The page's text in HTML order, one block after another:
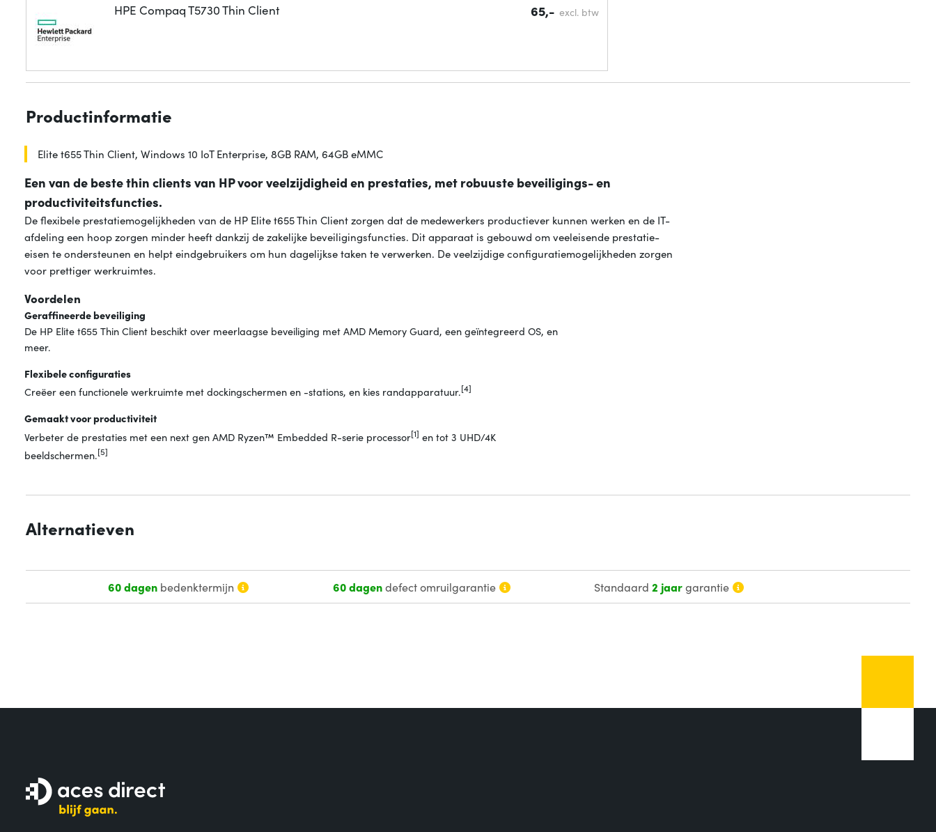
HPE Compaq T5730 Thin Client 65,- excl. btw
Productinformatie
Elite t655 Thin Client, Windows 10 IoT Enterprise, 8GB RAM, 64GB eMMC
Een van de beste thin clients van HP voor veelzijdigheid en prestaties, met robuuste beveiligings- en
productiviteitsfuncties.
De flexibele prestatiemogelijkheden van de HP Elite t655 Thin Client zorgen dat de medewerkers productiever kunnen werken en de IT-
afdeling een hoop zorgen minder heeft dankzij de zakelijke beveiligingsfuncties. Dit apparaat is gebouwd om veeleisende prestatie-
eisen te ondersteunen en helpt eindgebruikers om hun dagelijkse taken te verwerken. De veelzijdige configuratiemogelijkheden zorgen
voor prettiger werkruimtes.
Voordelen
Geraffineerde beveiliging
De HP Elite t655 Thin Client beschikt over meerlaagse beveiliging met AMD Memory Guard, een geïntegreerd OS, en
meer.
Flexibele configuraties
Creëer een functionele werkruimte met dockingschermen en -stations, en kies randapparatuur.[4]
Gemaakt voor productiviteit
Verbeter de prestaties met een next gen AMD Ryzen™ Embedded R-serie processor[1] en tot 3 UHD/4K
beeldschermen.[5]
Alternatieven
60 dagenbedenktermijn 60 dagendefect omruilgarantie Standaard2 jaargarantie